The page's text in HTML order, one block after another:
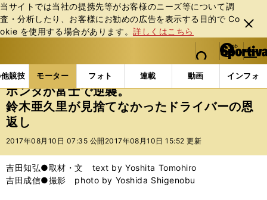
当サイトでは当社の提携先等がお客様のニーズ等について調
査・分析したり、お客様にお勧めの広告を表⽰する⽬的で Co
okie を使⽤する場合があります。詳しくはこちら
閉じ
る
web Sportiva (webスポルティーバ)
検索
マイペ
ー
ジ
メニュ
競技 モーター フォト 連載 動画 インフォ
b
ス
ポ
ル
テ
ー
バ
モーターの記事一覧 モーター その他 ホンダが
ホンダが富士で逆襲。
鈴木亜久里が見捨てなかったドライバーの恩
返し
2017年08月10日 07:35 公開 2017年08月10日 15:52 更新
吉田知弘●取材・文 text by Yoshita Tomohiro
吉田成信●撮影 photo by Yoshida Shigenobu